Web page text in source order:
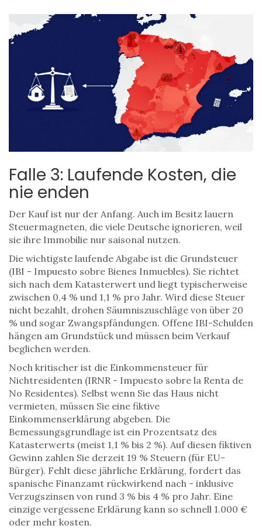
Falle 3: Laufende Kosten, die
nie enden
Der Kauf ist nur der Anfang. Auch im Besitz lauern
Steuermagneten, die viele Deutsche ignorieren, weil
sie ihre Immobilie nur saisonal nutzen.
Die wichtigste laufende Abgabe ist die Grundsteuer
(IBI - Impuesto sobre Bienes Inmuebles). Sie richtet
sich nach dem Katasterwert und liegt typischerweise
zwischen 0,4 % und 1,1 % pro Jahr. Wird diese Steuer
nicht bezahlt, drohen Säumniszuschläge von über 20
% und sogar Zwangspfändungen. Offene IBI-Schulden
hängen am Grundstück und müssen beim Verkauf
beglichen werden.
Noch kritischer ist die Einkommensteuer für
Nichtresidenten (IRNR - Impuesto sobre la Renta de
No Residentes). Selbst wenn Sie das Haus nicht
vermieten, müssen Sie eine fiktive
Einkommenserklärung abgeben. Die
Bemessungsgrundlage ist ein Prozentsatz des
Katasterwerts (meist 1,1 % bis 2 %). Auf diesen fiktiven
Gewinn zahlen Sie derzeit 19 % Steuern (für EU-
Bürger). Fehlt diese jährliche Erklärung, fordert das
spanische Finanzamt rückwirkend nach - inklusive
Verzugszinsen von rund 3 % bis 4 % pro Jahr. Eine
einzige vergessene Erklärung kann so schnell 1.000 €
oder mehr kosten.